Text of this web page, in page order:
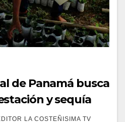
de Panamá busca
y sequía
LA COSTEÑISIMA TV